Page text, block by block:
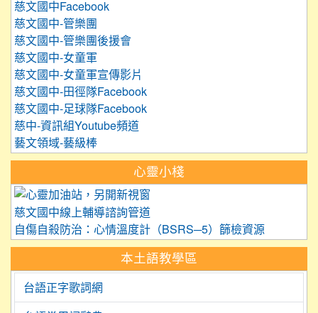
慈文國中Facebook
慈文國中-管樂團
慈文國中-管樂團後援會
慈文國中-女童軍
慈文國中-女童軍宣傳影片
慈文國中-田徑隊Facebook
慈文國中-足球隊Facebook
慈中-資訊組Youtube頻道
藝文領域-藝級棒
心靈小棧
慈文國中線上輔導諮詢管道
自傷自殺防治：心情溫度計（BSRS─5）篩檢資源
本土語教學區
台語正字歌詞網